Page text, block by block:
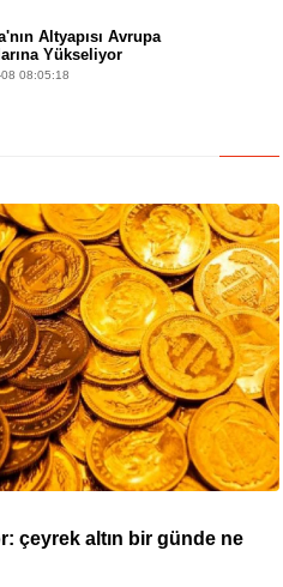
Altyapısı Avrupa
Yükseliyor
08:05:18
çeyrek altın bir günde ne